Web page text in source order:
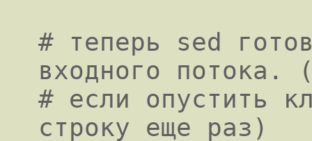
# теперь sed
входного потока.
# если опустить
строку еще раз)